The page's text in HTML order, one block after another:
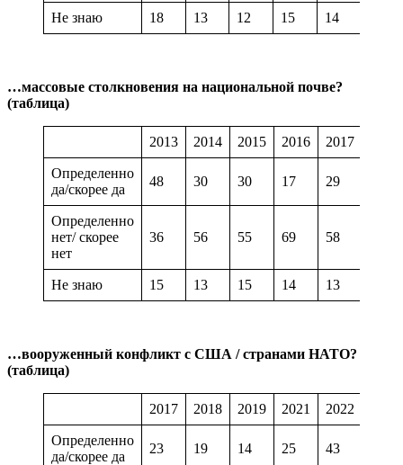
Не знаю 18 13 12 15 14
…массовые столкновения на национальной почве?
(таблица)
2013 2014 2015 2016 2017
Определенно
да/скорее да
48 30 30 17 29
Определенно
нет/ скорее
нет
36 56 55 69 58
Не знаю 15 13 15 14 13
…вооруженный конфликт с США / странами НАТО?
(таблица)
2017 2018 2019 2021 2022
Определенно
да/скорее да
23 19 14 25 43